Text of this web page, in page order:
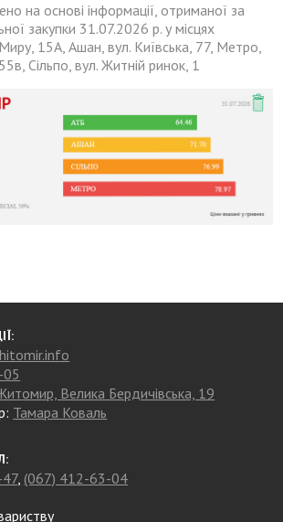
на основі інформації, отриманої за
закупки 31.07.2026 р. у місцях
15А, Ашан, вул. Київська, 77, Метро,
Сільпо, вул. Житній ринок, 1
Велика Бердичівська, 19
Тамара Коваль
, (067) 412-63-04